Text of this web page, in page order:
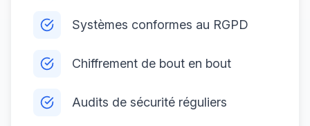
Systèmes conformes au RGPD
Chiffrement de bout en bout
Audits de sécurité réguliers